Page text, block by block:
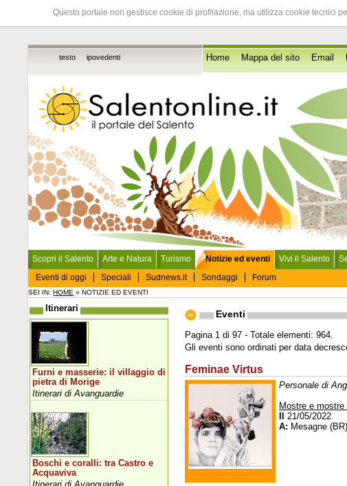
Questo portale non gestisce cookie di profilazione, ma utilizza cookie tecnici
testo ipovedenti Home Mappa del sito Email
Scopri il Salento Arte e Natura Turismo
Notizie ed eventi
Eventi di oggi
Speciali Sudnews.it Sondaggi Forum
Vivi il Salento
SEI IN:HOME » NOTIZIE ED EVENTI
Eventi
Pagina 1 di 97 - Totale elementi: 964.
Gli eventi sono ordinati per data
Feminae Virtus
Personale di
Mostre e mostre
21/05/2022
A: Mesagne (BR)
Itinerari
Furni e masserie: il villaggio di
pietra di Morige
Itinerari di Avanguardie
Boschi e coralli: tra Castro e
Acquaviva
Itinerari di Avanguardie